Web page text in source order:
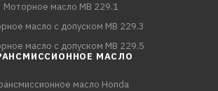
Моторное масло MB 229.1
масло с допуском MB 229.3
масло с допуском MB 229.5
МАСЛО
масло Honda